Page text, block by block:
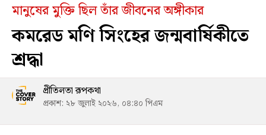
মানুষের মুক্তি ছিল তাঁর জীবনের অঙ্গীকার
কমরেড মণি সিংহের জন্মবার্ষিকীতে
শ্রদ্ধা
প্রীতিলতা রূপকথা
প্রকাশ: ২৮ জুলাই ২০২৬, ০৪:৪০ পিএম